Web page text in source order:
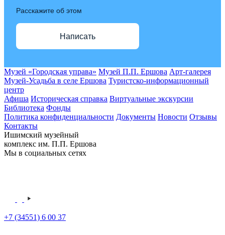
Расскажите об этом
Написать
Музей «Городская управа» Музей П.П. Ершова Арт-галерея
Музей-Усадьба в селе Ершова Туристско-информационный
центр
Афиша Историческая справка Виртуальные экскурсии
Библиотека Фонды
Политика конфиденциальности Документы Новости Отзывы
Контакты
Ишимский музейный
комплекс им. П.П. Ершова
Мы в социальных сетях
+7 (34551) 6 00 37